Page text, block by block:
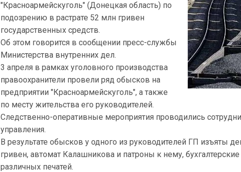
"Красноармейскуголь" (Донецкая область) по
подозрению в растрате 52 млн гривен
государственных средств.
Об этом говорится в сообщении пресс-службы
Министерства внутренних дел.
3 апреля в рамках уголовного производства
правоохранители провели ряд обысков на
предприятии "Красноармейскуголь", а также
по месту жительства его руководителей.
Следственно-оперативные мероприятия проводились
управления.
В результате обысков у одного из руководителей ГП изъяты
гривен, автомат Калашникова и патроны к нему,
различных печатей.